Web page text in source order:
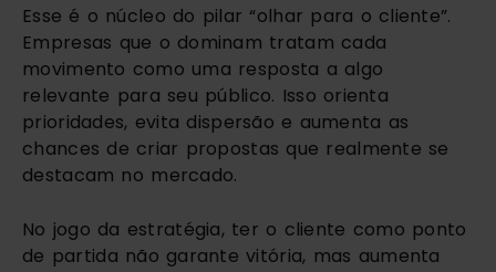
Esse é o núcleo do pilar “olhar para o cliente”.
Empresas que o dominam tratam cada
movimento como uma resposta a algo
relevante para seu público. Isso orienta
prioridades, evita dispersão e aumenta as
chances de criar propostas que realmente se
destacam no mercado.
No jogo da estratégia, ter o cliente como ponto
de partida não garante vitória, mas aumenta